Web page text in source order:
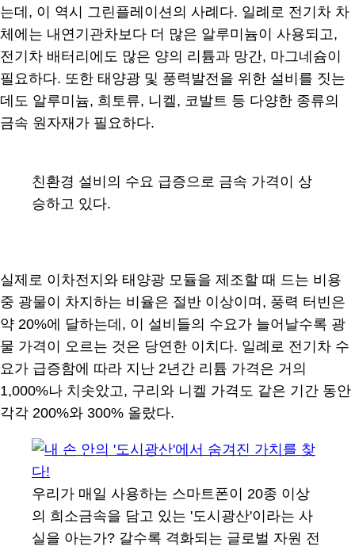
는데, 이 역시 그린플레이션의 사례다. 일례로 전기차 차
체에는 내연기관차보다 더 많은 알루미늄이 사용되고,
전기차 배터리에도 많은 양의 리튬과 망간, 마그네슘이
필요하다. 또한 태양광 및 풍력발전을 위한 설비를 짓는
데도 알루미늄, 희토류, 니켈, 코발트 등 다양한 종류의
금속 원자재가 필요하다.
친환경 설비의 수요 급증으로 금속 가격이 상
승하고 있다.
실제로 이차전지와 태양광 모듈을 제조할 때 드는 비용
중 광물이 차지하는 비율은 절반 이상이며, 풍력 터빈은
약 20%에 달하는데, 이 설비들의 수요가 늘어날수록 광
물 가격이 오르는 것은 당연한 이치다. 일례로 전기차 수
요가 급증함에 따라 지난 2년간 리튬 가격은 거의
1,000%나 치솟았고, 구리와 니켈 가격도 같은 기간 동안
각각 200%와 300% 올랐다.
우리가 매일 사용하는 스마트폰이 20종 이상
의 희소금속을 담고 있는 '도시광산'이라는 사
실을 아는가? 갈수록 격화되는 글로벌 자원 전